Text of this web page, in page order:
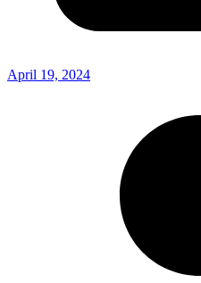
April 19, 2024